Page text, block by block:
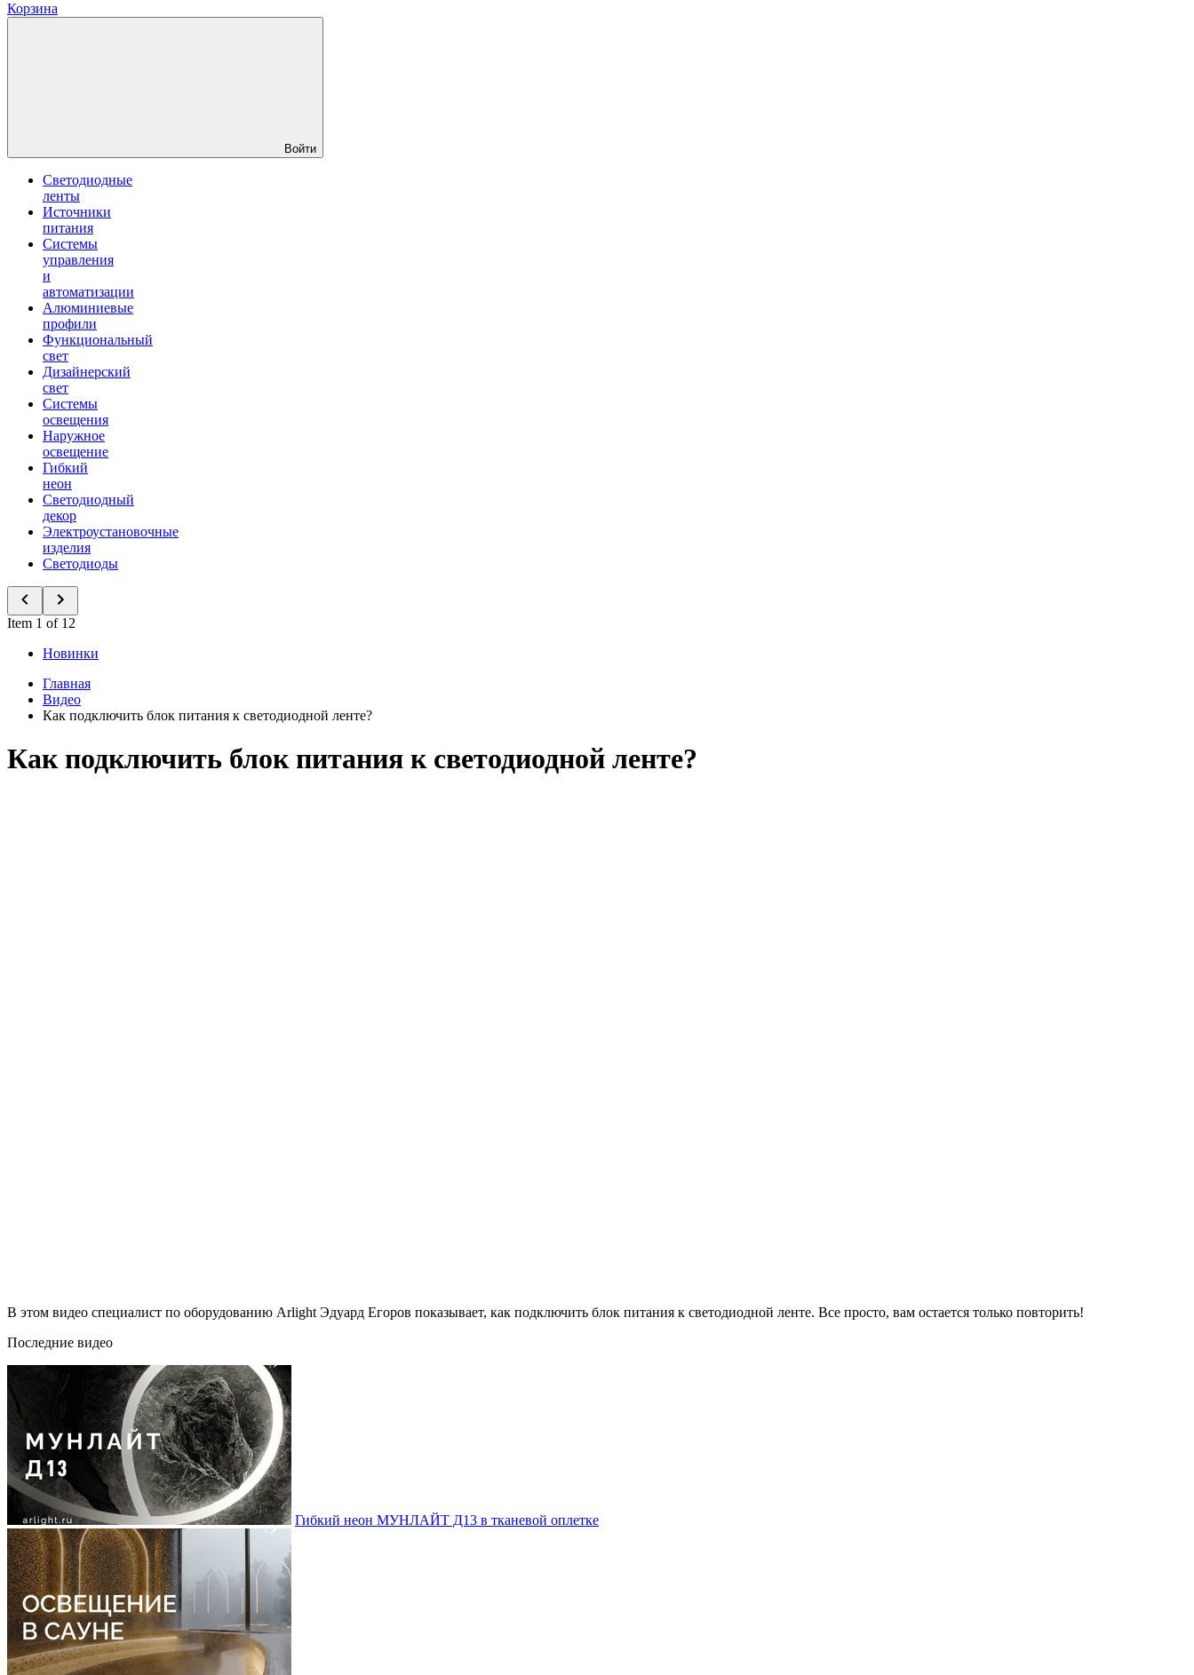
Корзина
Войти
Светодиодные
ленты
Источники
питания
Системы
управления
и
автоматизации
Алюминиевые
профили
Функциональный
свет
Дизайнерский
свет
Системы
освещения
Наружное
освещение
Гибкий
неон
Светодиодный
декор
Электроустановочные
изделия
Светодиоды
Item 1 of 12
Новинки
Главная
Видео
Как подключить блок питания к светодиодной ленте?
Как подключить блок питания к светодиодной ленте?
В этом видео специалист по оборудованию Arlight Эдуард Егоров показывает, как подключить блок питания к светодиодной ленте. Все просто, вам остается только повторить!
Последние видео
Гибкий неон МУНЛАЙТ Д13 в тканевой оплетке